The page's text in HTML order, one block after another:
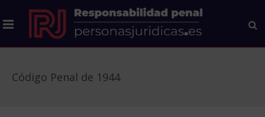
Código Penal de 1944